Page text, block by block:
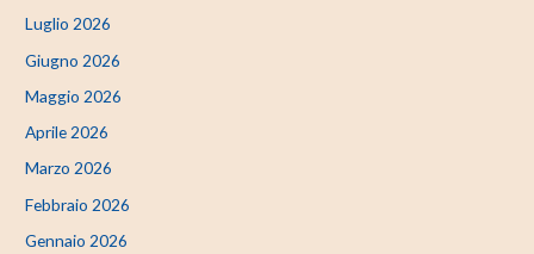
Luglio 2026
Giugno 2026
Maggio 2026
Aprile 2026
Marzo 2026
Febbraio 2026
Gennaio 2026